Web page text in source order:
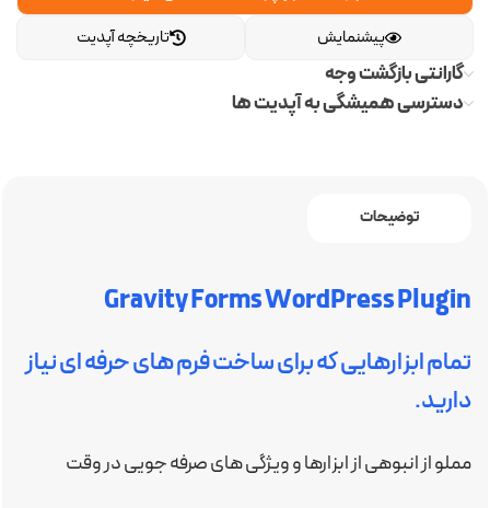
تاریخچه آپدیت
پیشنمایش
گارانتی بازگشت وجه
دسترسی همیشگی به آپدیت ها
توضیحات
Gravity Forms WordPress Plugin
تمام ابزارهایی که برای ساخت فرم های حرفه ای نیاز
دارید.
مملو از انبوهی از ابزارها و ویژگی های صرفه جویی در وقت